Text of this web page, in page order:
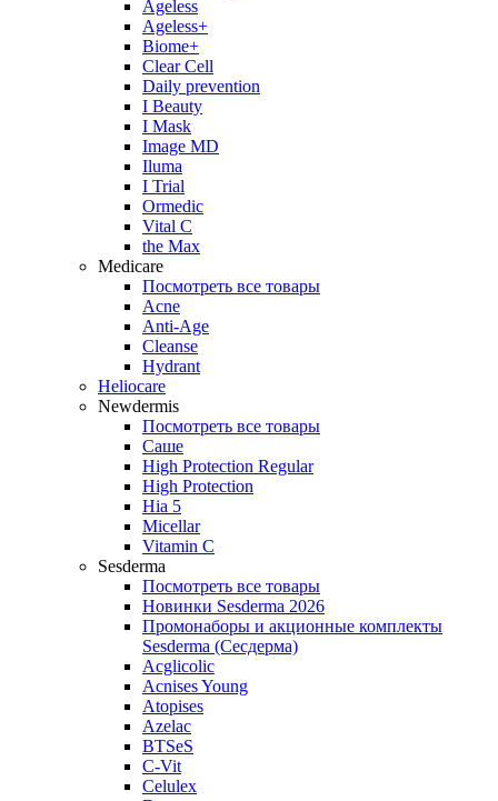
Ageless
Ageless+
Biome+
Clear Cell
Daily prevention
I Beauty
I Mask
Image MD
Iluma
I Trial
Ormedic
Vital C
the Max
Medicare
Посмотреть все товары
Acne
Anti‑Age
Cleanse
Hydrant
Heliocare
Newdermis
Посмотреть все товары
Саше
High Protection Regular
High Protection
Hia 5
Micellar
Vitamin C
Sesderma
Посмотреть все товары
Новинки Sesderma 2026
Промонаборы и акционные комплекты
Sesderma (Сесдерма)
Acglicolic
Acnises Young
Atopises
Azelac
BTSeS
C‑Vit
Celulex